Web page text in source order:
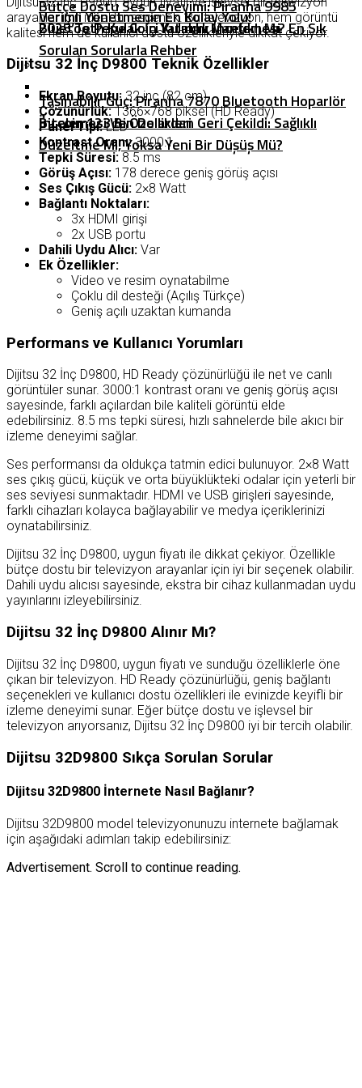
2025’te Pepe Coin Yatırımı Mantıklı Mı? En Sık
Sorulan Sorularla Rehber
Bitcoin 123 Bin Dolardan Geri Çekildi: Sağlıklı
Düzeltme Mi, Yoksa Yeni Bir Düşüş Mü?
Verimli Yönetmenin En Kolay Yolu!
Bütçe Dostu Ses Deneyimi: Piranha 9985
Bluetooth Kulak İçi Kulaklık İncelemesi
Taşınabilir Güç: Piranha 7870 Bluetooth Hoparlör
İncelemesi Ve Özellikleri
arayanlar için ideal bir seçenek. Bu televizyon, hem görüntü
kalitesi hem de kullanıcı dostu özellikleriyle dikkat çekiyor.
Dijitsu 32 İnç D9800 Teknik Özellikler
Ekran Boyutu:32 inç (82 cm)
Çözünürlük:1366×768 piksel (HD Ready)
Panel Tipi:LED
Kontrast Oranı:3000:1
Tepki Süresi: 8.5 ms
Görüş Açısı: 178 derece geniş görüş açısı
Ses Çıkış Gücü: 2×8 Watt
Bağlantı Noktaları:
3x HDMI girişi
2x USB portu
Dahili Uydu Alıcı: Var
Ek Özellikler:
Video ve resim oynatabilme
Çoklu dil desteği (Açılış Türkçe)
Geniş açılı uzaktan kumanda
Performans ve Kullanıcı Yorumları
Dijitsu 32 İnç D9800, HD Ready çözünürlüğü ile net ve canlı
görüntüler sunar. 3000:1 kontrast oranı ve geniş görüş açısı
sayesinde, farklı açılardan bile kaliteli görüntü elde
edebilirsiniz. 8.5 ms tepki süresi, hızlı sahnelerde bile akıcı bir
izleme deneyimi sağlar.
Ses performansı da oldukça tatmin edici bulunuyor. 2×8 Watt
ses çıkış gücü, küçük ve orta büyüklükteki odalar için yeterli bir
ses seviyesi sunmaktadır. HDMI ve USB girişleri sayesinde,
farklı cihazları kolayca bağlayabilir ve medya içeriklerinizi
oynatabilirsiniz.
Dijitsu 32 İnç D9800, uygun fiyatı ile dikkat çekiyor. Özellikle
bütçe dostu bir televizyon arayanlar için iyi bir seçenek olabilir.
Dahili uydu alıcısı sayesinde, ekstra bir cihaz kullanmadan uydu
yayınlarını izleyebilirsiniz.
Dijitsu 32 İnç D9800 Alınır Mı?
Dijitsu 32 İnç D9800, uygun fiyatı ve sunduğu özelliklerle öne
çıkan bir televizyon. HD Ready çözünürlüğü, geniş bağlantı
seçenekleri ve kullanıcı dostu özellikleri ile evinizde keyifli bir
izleme deneyimi sunar. Eğer bütçe dostu ve işlevsel bir
televizyon arıyorsanız, Dijitsu 32 İnç D9800 iyi bir tercih olabilir.
Dijitsu 32D9800 Sıkça Sorulan Sorular
Dijitsu 32D9800 İnternete Nasıl Bağlanır?
Dijitsu 32D9800 model televizyonunuzu internete bağlamak
için aşağıdaki adımları takip edebilirsiniz:
Advertisement. Scroll to continue reading.